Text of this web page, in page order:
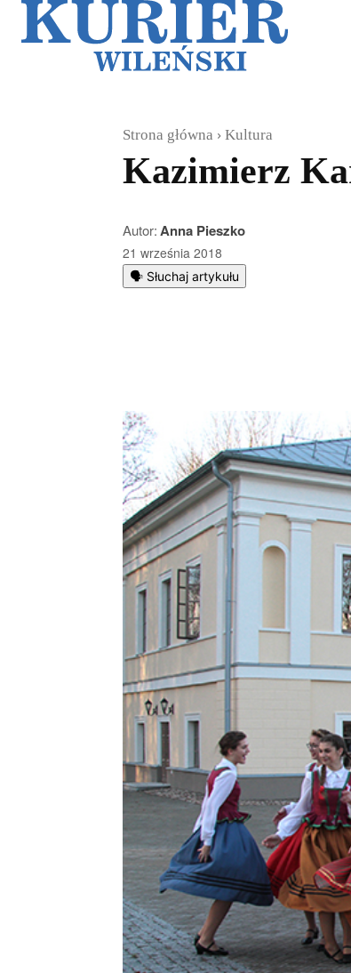
Strona główna Kultura
Kazimierz
Autor:Anna Pieszko
21 września 2018
🗣️ Słuchaj artykułu